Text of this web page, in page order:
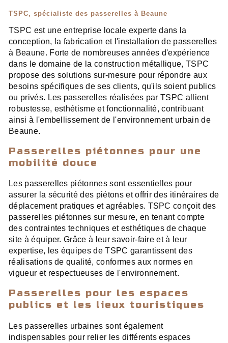
TSPC, spécialiste des passerelles à Beaune
TSPC est une entreprise locale experte dans la
conception, la fabrication et l'installation de passerelles
à Beaune. Forte de nombreuses années d'expérience
dans le domaine de la construction métallique, TSPC
propose des solutions sur-mesure pour répondre aux
besoins spécifiques de ses clients, qu'ils soient publics
ou privés. Les passerelles réalisées par TSPC allient
robustesse, esthétisme et fonctionnalité, contribuant
ainsi à l'embellissement de l'environnement urbain de
Beaune.
Passerelles piétonnes pour une
mobilité douce
Les passerelles piétonnes sont essentielles pour
assurer la sécurité des piétons et offrir des itinéraires de
déplacement pratiques et agréables. TSPC conçoit des
passerelles piétonnes sur mesure, en tenant compte
des contraintes techniques et esthétiques de chaque
site à équiper. Grâce à leur savoir-faire et à leur
expertise, les équipes de TSPC garantissent des
réalisations de qualité, conformes aux normes en
vigueur et respectueuses de l'environnement.
Passerelles pour les espaces
publics et les lieux touristiques
Les passerelles urbaines sont également
indispensables pour relier les différents espaces